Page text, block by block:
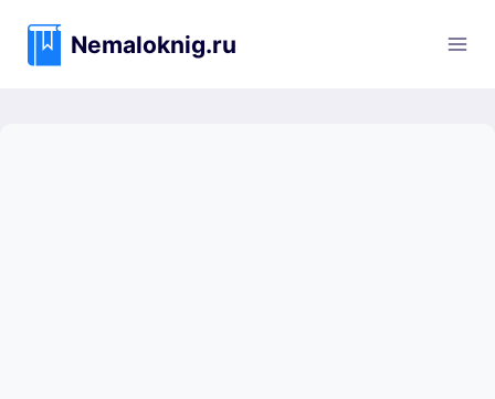
содержимому
Nemaloknig.ru